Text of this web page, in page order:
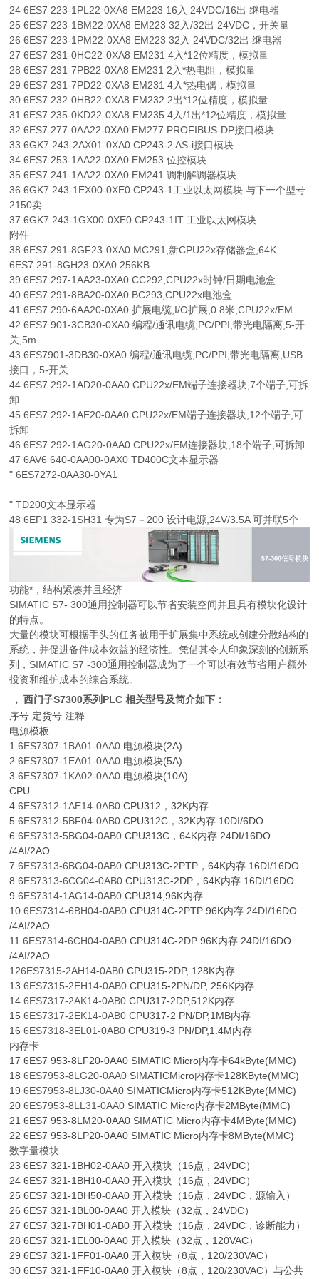
24 6ES7 223-1PL22-0XA8 EM223 16入 24VDC/16出 继电器
25 6ES7 223-1BM22-0XA8 EM223 32入/32出 24VDC，开关量
26 6ES7 223-1PM22-0XA8 EM223 32入 24VDC/32出 继电器
27 6ES7 231-0HC22-0XA8 EM231 4入*12位精度，模拟量
28 6ES7 231-7PB22-0XA8 EM231 2入*热电阻，模拟量
29 6ES7 231-7PD22-0XA8 EM231 4入*热电偶，模拟量
30 6ES7 232-0HB22-0XA8 EM232 2出*12位精度，模拟量
31 6ES7 235-0KD22-0XA8 EM235 4入/1出*12位精度，模拟量
32 6ES7 277-0AA22-0XA0 EM277 PROFIBUS-DP接口模块
33 6GK7 243-2AX01-0XA0 CP243-2 AS-i接口模块
34 6ES7 253-1AA22-0XA0 EM253 位控模块
35 6ES7 241-1AA22-0XA0 EM241 调制解调器模块
36 6GK7 243-1EX00-0XE0 CP243-1工业以太网模块 与下一个型号
2150卖
37 6GK7 243-1GX00-0XE0 CP243-1IT 工业以太网模块
附件
38 6ES7 291-8GF23-0XA0 MC291,新CPU22x存储器盒,64K
6ES7 291-8GH23-0XA0 256KB
39 6ES7 297-1AA23-0XA0 CC292,CPU22x时钟/日期电池盒
40 6ES7 291-8BA20-0XA0 BC293,CPU22x电池盒
41 6ES7 290-6AA20-0XA0 扩展电缆,I/O扩展,0.8米,CPU22x/EM
42 6ES7 901-3CB30-0XA0 编程/通讯电缆,PC/PPI,带光电隔离,5-开
关,5m
43 6ES7901-3DB30-0XA0 编程/通讯电缆,PC/PPI,带光电隔离,USB
接口，5-开关
44 6ES7 292-1AD20-0AA0 CPU22x/EM端子连接器块,7个端子,可拆
卸
45 6ES7 292-1AE20-0AA0 CPU22x/EM端子连接器块,12个端子,可
拆卸
46 6ES7 292-1AG20-0AA0 CPU22x/EM连接器块,18个端子,可拆卸
47 6AV6 640-0AA00-0AX0 TD400C文本显示器
" 6ES7272-0AA30-0YA1
" TD200文本显示器
48 6EP1 332-1SH31 专为S7－200 设计电源,24V/3.5A 可并联5个
功能*，结构紧凑并且经济
SIMATIC S7- 300通用控制器可以节省安装空间并且具有模块化设计
的特点。
大量的模块可根据手头的任务被用于扩展集中系统或创建分散结构的
系统，并促进备件成本效益的经济性。凭借其令人印象深刻的创新系
列，SIMATIC S7 -300通用控制器成为了一个可以有效节省用户额外
投资和维护成本的综合系统。
，西门子S7300系列PLC 相关型号及简介如下：
序号 定货号 注释
电源模板
16ES7307-1BA01-0AA0 电源模块(2A)
26ES7307-1EA01-0AA0 电源模块(5A)
36ES7307-1KA02-0AA0 电源模块(10A)
CPU
46ES7312-1AE14-0AB0 CPU312，32K内存
56ES7312-5BF04-0AB0 CPU312C，32K内存 10DI/6DO
66ES7313-5BG04-0AB0 CPU313C，64K内存 24DI/16DO
/4AI/2AO
76ES7313-6BG04-0AB0 CPU313C-2PTP，64K内存 16DI/16DO
86ES7313-6CG04-0AB0 CPU313C-2DP，64K内存 16DI/16DO
96ES7314-1AG14-0AB0 CPU314,96K内存
106ES7314-6BH04-0AB0 CPU314C-2PTP 96K内存 24DI/16DO
/4AI/2AO
116ES7314-6CH04-0AB0 CPU314C-2DP 96K内存 24DI/16DO
/4AI/2AO
126ES7315-2AH14-0AB0 CPU315-2DP, 128K内存
136ES7315-2EH14-0AB0 CPU315-2PN/DP, 256K内存
146ES7317-2AK14-0AB0 CPU317-2DP,512K内存
156ES7317-2EK14-0AB0 CPU317-2 PN/DP,1MB内存
166ES7318-3EL01-0AB0 CPU319-3 PN/DP,1.4M内存
内存卡
17 6ES7 953-8LF20-0AA0 SIMATIC Micro内存卡64kByte(MMC)
186ES7953-8LG20-0AA0 SIMATICMicro内存卡128KByte(MMC)
196ES7953-8LJ30-0AA0 SIMATICMicro内存卡512KByte(MMC)
206ES7953-8LL31-0AA0 SIMATIC Micro内存卡2MByte(MMC)
21 6ES7 953-8LM20-0AA0 SIMATIC Micro内存卡4MByte(MMC)
22 6ES7 953-8LP20-0AA0 SIMATIC Micro内存卡8MByte(MMC)
数字量模块
23 6ES7 321-1BH02-0AA0 开入模块（16点，24VDC）
24 6ES7 321-1BH10-0AA0 开入模块（16点，24VDC）
25 6ES7 321-1BH50-0AA0 开入模块（16点，24VDC，源输入）
26 6ES7 321-1BL00-0AA0 开入模块（32点，24VDC）
27 6ES7 321-7BH01-0AB0 开入模块（16点，24VDC，诊断能力）
28 6ES7 321-1EL00-0AA0 开入模块（32点，120VAC）
29 6ES7 321-1FF01-0AA0 开入模块（8点，120/230VAC）
30 6ES7 321-1FF10-0AA0 开入模块（8点，120/230VAC）与公共